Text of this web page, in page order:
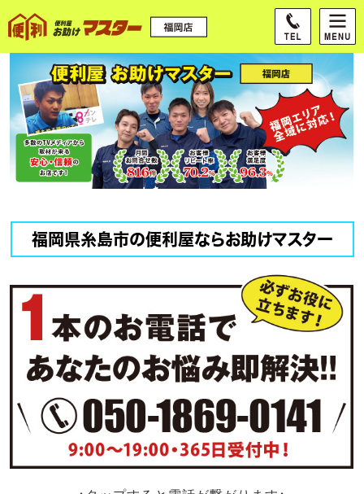
福岡県糸島市の便利屋ならお助けマスター